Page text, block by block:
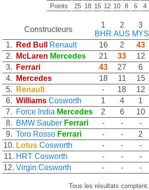
Points 25 18 15 12 10 8 6 4
Constructeurs
1
BHR
2
AUS
3
MYS
1.
Red Bull Renault 16 2 43
2.
McLaren Mercedes 21 33 12
3.
Ferrari 43 27 6
4.
Mercedes 18 11 15
5.
Renault - 18 12
6. Williams Cosworth 1 4 1
7.
Force India Mercedes 2 6 10
8.
BMW Sauber Ferrari - - -
9. Toro Rosso Ferrari - - 2
10. Lotus Cosworth - - -
11. HRT Cosworth - - -
12. Virgin Cosworth - - -
Tous les résultats comptent.